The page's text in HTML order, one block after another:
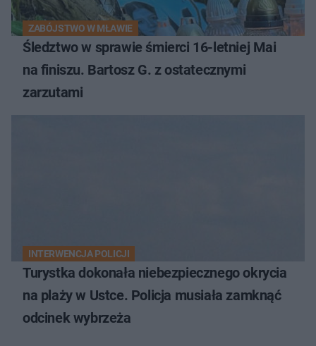
ZABÓJSTWO W MŁAWIE
Śledztwo w sprawie śmierci 16-letniej Mai
na finiszu. Bartosz G. z ostatecznymi
zarzutami
INTERWENCJA POLICJI
Turystka dokonała niebezpiecznego okrycia
na plaży w Ustce. Policja musiała zamknąć
odcinek wybrzeża